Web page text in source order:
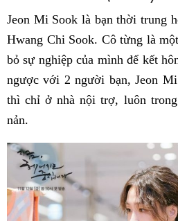
Jeon Mi Sook là bạn thời trung
Hwang Chi Sook. Cô từng là
bỏ sự nghiệp của mình để kết
ngược với 2 người bạn, Jeon
thì chỉ ở nhà nội trợ, luôn
nản.